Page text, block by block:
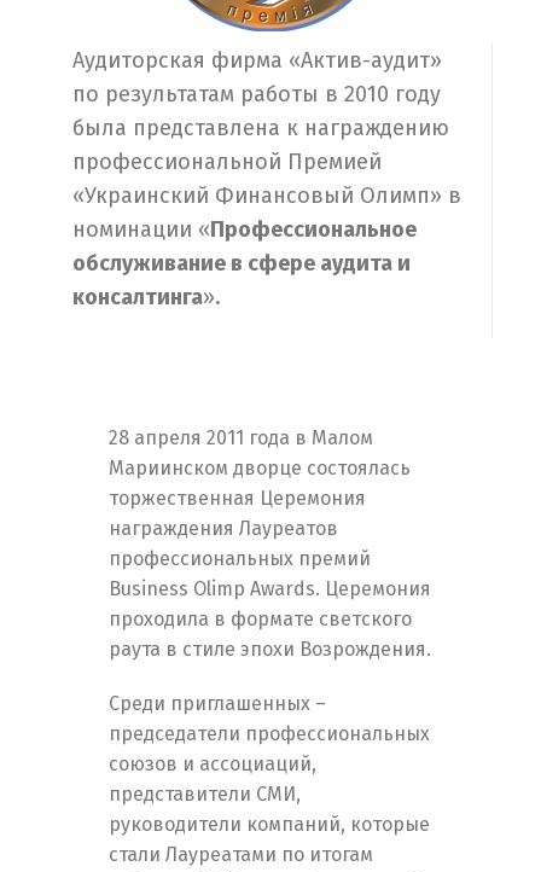
Аудиторская фирма «Актив-аудит»
по результатам работы в 2010 году
была представлена к награждению
профессиональной Премией
«Украинский Финансовый Олимп» в
номинации «Профессиональное
обслуживание в сфере аудита и
консалтинга».
28 апреля 2011 года в Малом
Мариинском дворце состоялась
торжественная Церемония
награждения Лауреатов
профессиональных премий
Business Olimp Awards. Церемония
проходила в формате светского
раута в стиле эпохи Возрождения.
Среди приглашенных –
председатели профессиональных
союзов и ассоциаций,
представители СМИ,
руководители компаний, которые
стали Лауреатами по итогам